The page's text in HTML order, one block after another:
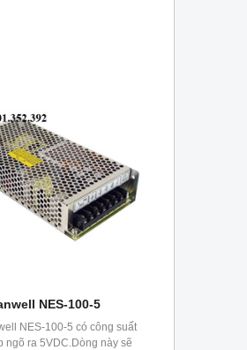
NES-100-5
NES-100-5 có công suất
ngõ ra 5VDC.Dòng này sẽ